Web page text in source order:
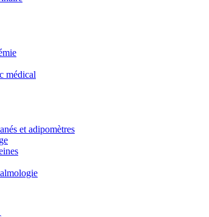
médical
et adipomètres